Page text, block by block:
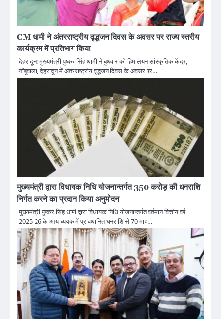
CM धामी ने अंतरराष्ट्रीय वृद्धजन दिवस के अवसर पर राज्य स्तरीय
कार्यक्रम में प्रतिभाग किया
देहरादून: मुख्यमंत्री पुष्कर सिंह धामी ने बुधवार को हिमालयन सांस्कृतिक केंद्र,
नींबूवाला, देहरादून में अंतरराष्ट्रीय वृद्धजन दिवस के अवसर पर…
मुख्यमंत्री द्वारा विधायक निधि योजनान्तर्गत 350 करोड़ की धनराशि
निर्गत करने का प्रदान किया अनुमोदन
मुख्यमंत्री पुष्कर सिंह धामी द्वारा विधायक निधि योजनान्तर्गत वर्तमान वित्तीय वर्ष
2025-26 के आय-व्ययक में प्रावधानित धनराशि से 70 मा०…